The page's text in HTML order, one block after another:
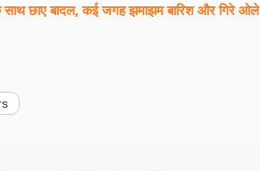
छाए बादल, कई जगह झमाझम बारिश और गिरे ओले